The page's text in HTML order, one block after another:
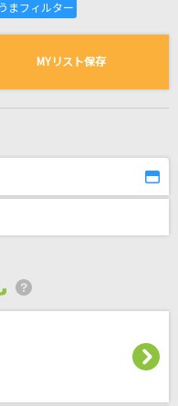
る曲の一覧
MYリスト保存